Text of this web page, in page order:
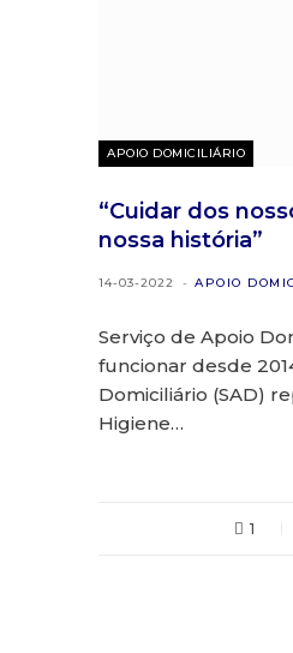
APOIO DOMICILIÁRIO
“Cuidar dos
nossa história”
14-03-2022 APOIO
Serviço de Apoio
funcionar desde
Domiciliário (SAD)
Higiene…
1